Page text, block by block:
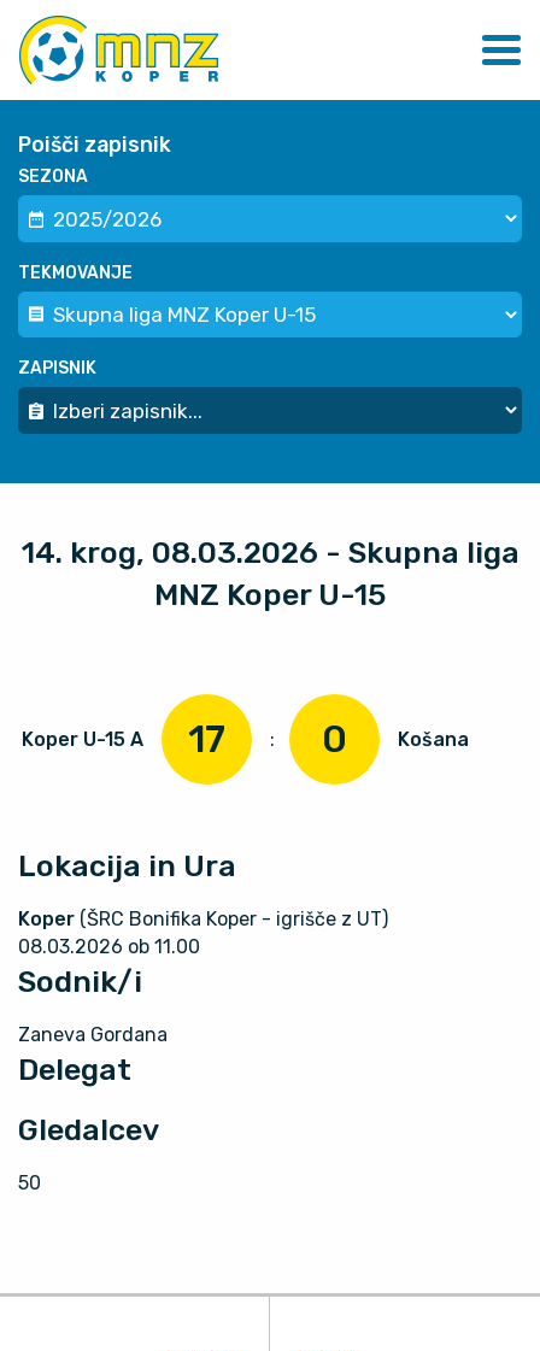
Poišči zapisnik
SEZONA
TEKMOVANJE
ZAPISNIK
14. krog, 08.03.2026 - Skupna liga
MNZ Koper U-15
Koper U-15 A 17 : 0 Košana
Lokacija in Ura
Koper (ŠRC Bonifika Koper - igrišče z UT)
08.03.2026 ob 11.00
Sodnik/i
Zaneva Gordana
Delegat
Gledalcev
50